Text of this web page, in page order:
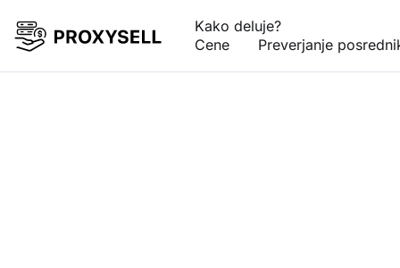
Kako deluje?
Cene
Preverjanje